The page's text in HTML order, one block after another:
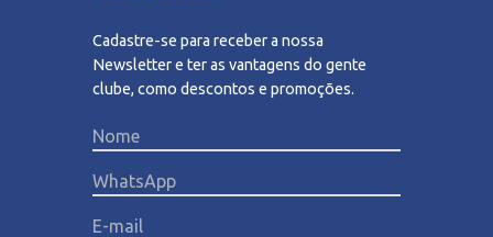
Cadastre-se para receber a nossa
Newsletter e ter as vantagens do gente
clube, como descontos e promoções.